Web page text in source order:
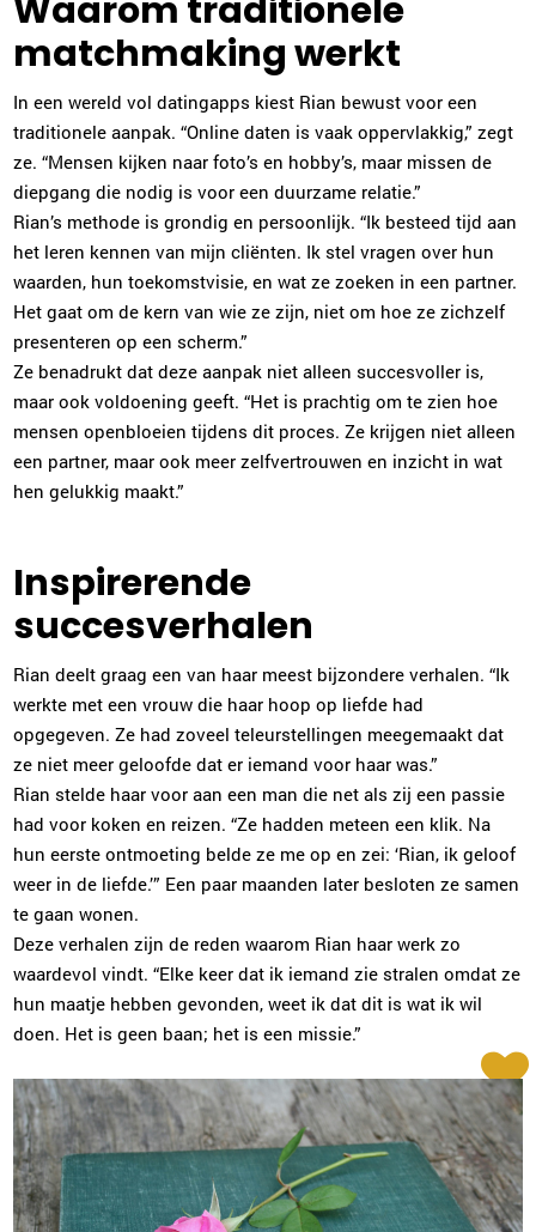
Waarom traditionele
matchmaking werkt
In een wereld vol datingapps kiest Rian bewust voor een
traditionele aanpak. “Online daten is vaak oppervlakkig,” zegt
ze. “Mensen kijken naar foto’s en hobby’s, maar missen de
diepgang die nodig is voor een duurzame relatie.”
Rian’s methode is grondig en persoonlijk. “Ik besteed tijd aan
het leren kennen van mijn cliënten. Ik stel vragen over hun
waarden, hun toekomstvisie, en wat ze zoeken in een partner.
Het gaat om de kern van wie ze zijn, niet om hoe ze zichzelf
presenteren op een scherm.”
Ze benadrukt dat deze aanpak niet alleen succesvoller is,
maar ook voldoening geeft. “Het is prachtig om te zien hoe
mensen openbloeien tijdens dit proces. Ze krijgen niet alleen
een partner, maar ook meer zelfvertrouwen en inzicht in wat
hen gelukkig maakt.”
Inspirerende
succesverhalen
Rian deelt graag een van haar meest bijzondere verhalen. “Ik
werkte met een vrouw die haar hoop op liefde had
opgegeven. Ze had zoveel teleurstellingen meegemaakt dat
ze niet meer geloofde dat er iemand voor haar was.”
Rian stelde haar voor aan een man die net als zij een passie
had voor koken en reizen. “Ze hadden meteen een klik. Na
hun eerste ontmoeting belde ze me op en zei: ‘Rian, ik geloof
weer in de liefde.’” Een paar maanden later besloten ze samen
te gaan wonen.
Deze verhalen zijn de reden waarom Rian haar werk zo
waardevol vindt. “Elke keer dat ik iemand zie stralen omdat ze
hun maatje hebben gevonden, weet ik dat dit is wat ik wil
doen. Het is geen baan; het is een missie.”